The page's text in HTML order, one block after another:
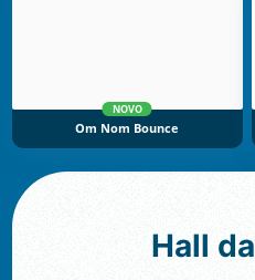
NOVO
Om Nom Bounce
Hall da